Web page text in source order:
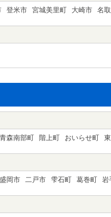
登米市 宮城美里町 大崎市 名
青森南部町 階上町 おいらせ町
盛岡市 二戸市 雫石町 葛巻町 岩